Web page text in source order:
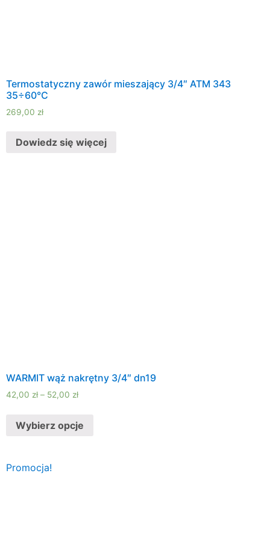
Termostatyczny zawór mieszający 3/4″ ATM 343
35÷60°C
269,00 zł
Dowiedz się więcej
WARMIT wąż nakrętny 3/4″ dn19
42,00 zł – 52,00 zł
Wybierz opcje
Promocja!